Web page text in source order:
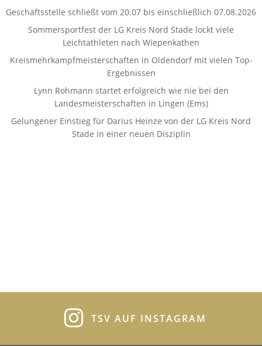
Geschäftsstelle schließt vom 20.07 bis einschließlich 07.08.2026
Sommersportfest der LG Kreis Nord Stade lockt viele
Leichtathleten nach Wiepenkathen
Kreismehrkampfmeisterschaften in Oldendorf mit vielen Top-
Ergebnissen
Lynn Rohmann startet erfolgreich wie nie bei den
Landesmeisterschaften in Lingen (Ems)
Gelungener Einstieg für Darius Heinze von der LG Kreis Nord
Stade in einer neuen Disziplin
TSV AUF INSTAGRAM